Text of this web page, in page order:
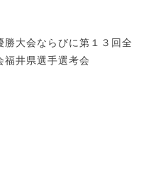
大会ならびに第１３回全
福井県選手選考会